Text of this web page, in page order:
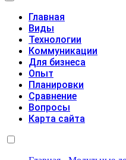
Главная
Виды
Технологии
Коммуникации
Для бизнеса
Опыт
Планировки
Сравнение
Вопросы
Карта сайта